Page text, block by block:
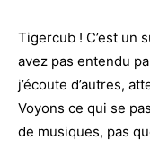
Tigercub ! C’est un
avez pas entendu
j’écoute d’autres,
Voyons ce qui se
de musiques, pas